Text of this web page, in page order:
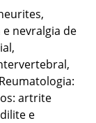
nevralgia de
artrite
e